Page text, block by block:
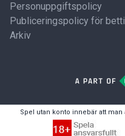
Personuppgiftspolicy
Publiceringspolicy för
Arkiv
Spel utan konto innebär att